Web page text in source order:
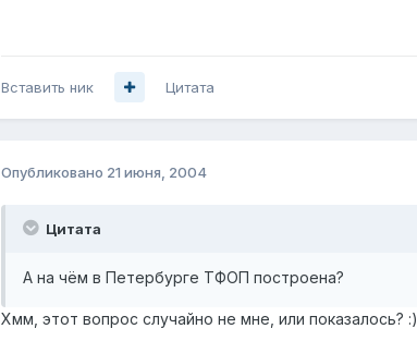
Вставить ник Цитата
Опубликовано 21 июня, 2004
Цитата
А на чём в Петербурге ТФОП построена?
Хмм, этот вопрос случайно не мне, или показалось? :)